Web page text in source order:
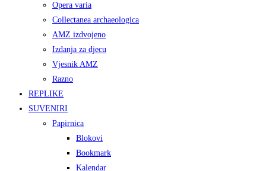
Opera varia
Collectanea archaeologica
AMZ izdvojeno
Izdanja za djecu
Vjesnik AMZ
Razno
REPLIKE
SUVENIRI
Papirnica
Blokovi
Bookmark
Kalendar